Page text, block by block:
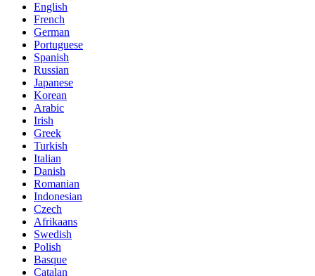
English
French
German
Portuguese
Spanish
Russian
Japanese
Korean
Arabic
Irish
Greek
Turkish
Italian
Danish
Romanian
Indonesian
Czech
Afrikaans
Swedish
Polish
Basque
Catalan